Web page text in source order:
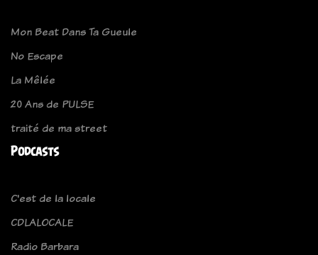
Mon Beat Dans Ta Gueule
No Escape
La Mêlée
20 Ans de PULSE
traité de ma street
Podcasts
C'est de la locale
CDLALOCALE
Radio Barbara